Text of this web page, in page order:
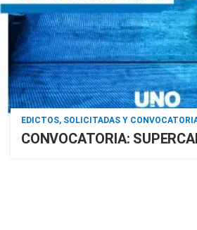
EDICTOS, SOLICITADAS Y
CONVOCATORIA: